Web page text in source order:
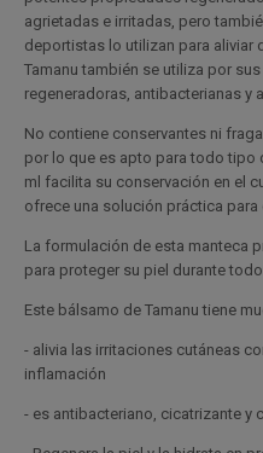
agrietadas e irritadas, pero
deportistas lo utilizan para aliviar
Tamanu también se utiliza por
regeneradoras, antibacterianas y
No contiene conservantes ni
por lo que es apto para todo tipo
ml facilita su conservación en el
ofrece una solución práctica para
La formulación de esta manteca
para proteger su piel durante
Este bálsamo de Tamanu tiene
- alivia las irritaciones cutáneas
inflamación
- es antibacteriano, cicatrizante y